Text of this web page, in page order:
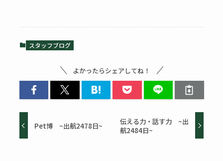
スタッフブログ
よかったらシェアしてね！
Pet博 ~出航2478日~
伝える力・話す力 ~出
航2484日~